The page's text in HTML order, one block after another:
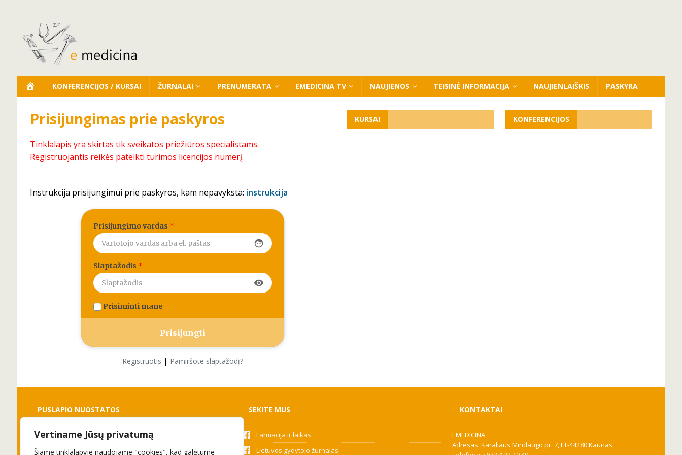
Vertiname Jūsų privatumą
Šiame tinklalapyje naudojame "cookies", kad galėtume
KONFERENCIJOS / KURSAI ŽURNALAI PRENUMERATA EMEDICINA TV NAUJIENOS TEISINĖ INFORMACIJA NAUJIENLAIŠKIS PASKYRA
Prisijungimas prie paskyros
Tinklalapis yra skirtas tik sveikatos priežiūros specialistams.
Registruojantis reikės pateikti turimos licencijos numerį.
Instrukcija prisijungimui prie paskyros, kam nepavyksta: instrukcija
Prisijungimo vardas *
face
Slaptažodis *
visibility
Prisiminti mane
Registruotis | Pamiršote slaptažodį?
KURSAI KONFERENCIJOS
PUSLAPIO NUOSTATOS
Slapukai
Privatumo politika
SEKITE MUS
Farmacija ir laikas
Lietuvos gydytojo žurnalas
KONTAKTAI
EMEDICINA
Adresas: Karaliaus Mindaugo pr. 7, LT-44280 Kaunas